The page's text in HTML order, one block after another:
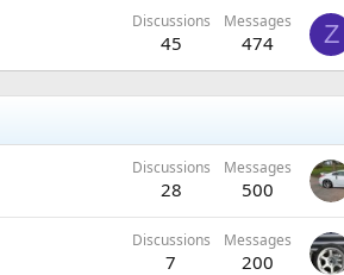
Discussions
45
Messages
474 Z
Discussions
28
Messages
500
Discussions
7
Messages
200